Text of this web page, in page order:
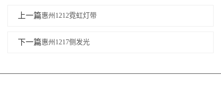
上一篇惠州1212霓虹灯带
下一篇惠州1217侧发光